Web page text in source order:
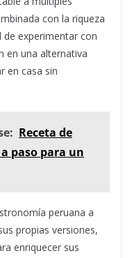
con la riqueza
experimentar con
en una alternativa
en casa sin
Receta de
paso para un
peruana a
propias versiones,
enriquecer sus